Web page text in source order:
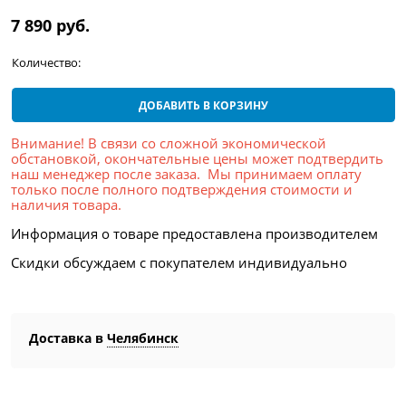
7 890 руб.
Количество:
ДОБАВИТЬ В КОРЗИНУ
Внимание! В связи со сложной экономической
обстановкой, окончательные цены может подтвердить
наш менеджер после заказа. Мы принимаем оплату
только после полного подтверждения стоимости и
наличия товара.
Информация о товаре предоставлена производителем
Скидки обсуждаем с покупателем индивидуально
Доставка в Челябинск